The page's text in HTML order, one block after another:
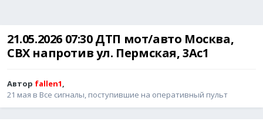
21.05.2026 07:30 ДТП мот/авто Москва,
СВХ напротив ул. Пермская, 3Ас1
Автор fallen1,
21 мая в Все сигналы, поступившие на оперативный пульт